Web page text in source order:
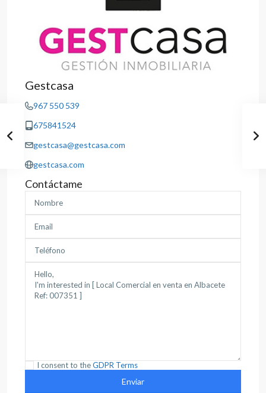
Gestcasa
967 550 539
675841524
gestcasa@gestcasa.com
gestcasa.com
Contáctame
I consent to theGDPR Terms